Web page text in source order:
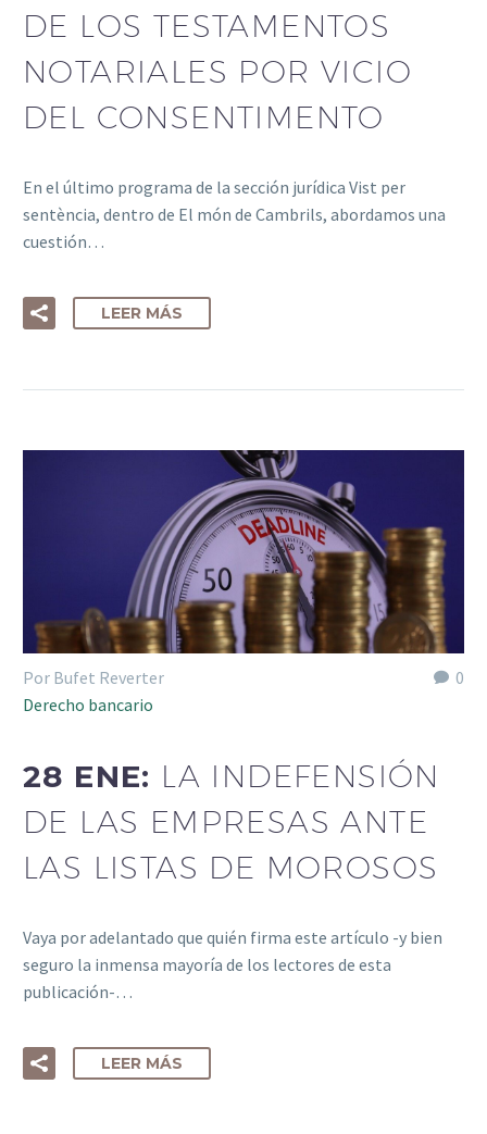
DE LOS TESTAMENTOS
NOTARIALES POR VICIO
DEL CONSENTIMENTO
En el último programa de la sección jurídica Vist per
sentència, dentro de El món de Cambrils, abordamos una
cuestión…
LEER MÁS
0
Por Bufet Reverter
Derecho bancario
28 ENE: LA INDEFENSIÓN
DE LAS EMPRESAS ANTE
LAS LISTAS DE MOROSOS
Vaya por adelantado que quién firma este artículo -y bien
seguro la inmensa mayoría de los lectores de esta
publicación-…
LEER MÁS